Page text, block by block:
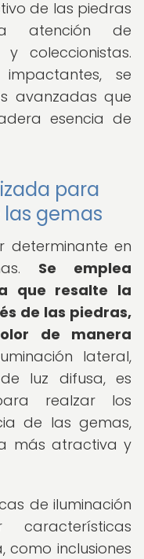
de las piedras
atención de
coleccionistas.
se
avanzadas que
esencia de
para
gemas
determinante en
Se emplea
que resalte la
de las piedras,
de manera
lateral,
luz difusa, es
realzar los
de las gemas,
más atractiva y
de iluminación
inclusiones